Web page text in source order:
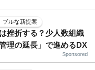
ブルな新提案
挫折する？少人数組織
理の延長」で進めるDX
Sponsored